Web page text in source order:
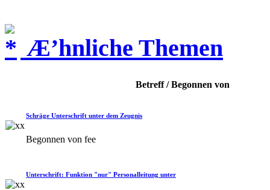
Æ’hnliche Themen
Betreff / Begonnen von
Schräge Unterschrift unter dem Zeugnis
Begonnen von fee
Unterschrift: Funktion "nur" Personalleitung unter